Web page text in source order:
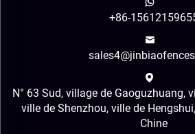
+86-
N° 63 Sud, village de Gaoguzhuang,
ville de Shenzhou, ville de
Chine